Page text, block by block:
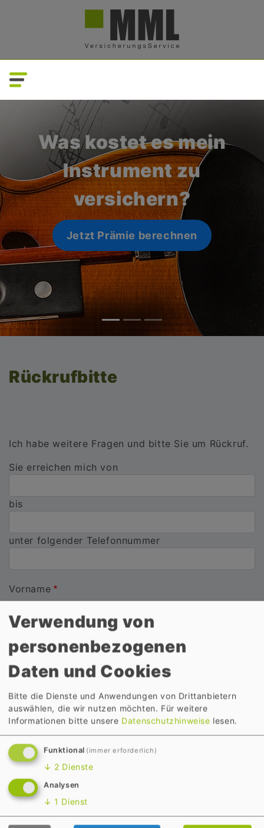
Was kostet es mein
Instrument zu
versichern?
Jetzt Prämie berechnen
Rückrufbitte
Ich habe weitere Fragen und bitte Sie um Rückruf.
Sie erreichen mich von
bis
unter folgender Telefonnummer
Vorname
Name
Name
Hausnummer
Verwendung von
personenbezogenen
Daten und Cookies
Bitte die Dienste und Anwendungen von Drittanbietern
auswählen, die wir nutzen möchten. Für weitere
Informationen bitte unsere Datenschutzhinweise lesen.
Funktional (immer erforderlich)
↓ 2 Dienste
Analysen
↓ 1 Dienst